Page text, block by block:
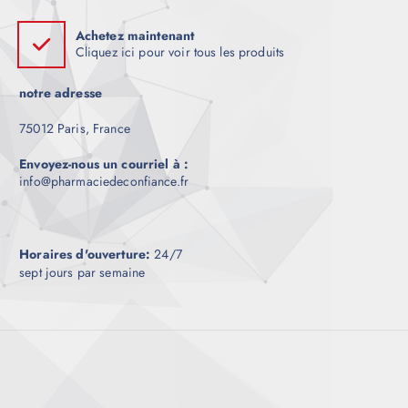
Achetez maintenant
Cliquez ici pour voir tous les produits
notre adresse
75012 Paris, France
Envoyez-nous un courriel à :
info@pharmaciedeconfiance.fr
Horaires d'ouverture: 24/7
sept jours par semaine